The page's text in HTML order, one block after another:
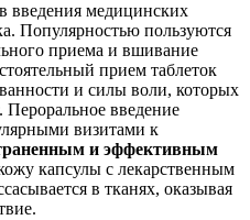
введения медицинских
Популярностью пользуются
приема и вшивание
прием таблеток
и силы воли, которых
Пероральное введение
визитами к
и эффективным
капсулы с лекарственным
в тканях, оказывая